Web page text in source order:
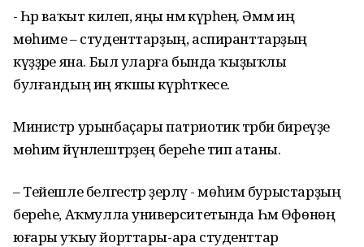
- Һәр ваҡыт килеп, яңы нәмә күрәһең. Әммә иң
мөһиме – студенттарҙың, аспиранттарҙың
күҙҙәре яна. Был уларға бында ҡыҙыҡлы
булғандың иң яҡшы күрһәткесе.
Министр урынбаҫары патриотик тәрбиә биреүҙе
мөһим йүнәлештәрҙең береһе тип атаны.
– Тейешле белгестәр әҙерләү - мөһим бурыстарҙың
береһе, Аҡмулла университетында Һәм Өфөнөң
юғары уҡыу йорттары-ара студенттар